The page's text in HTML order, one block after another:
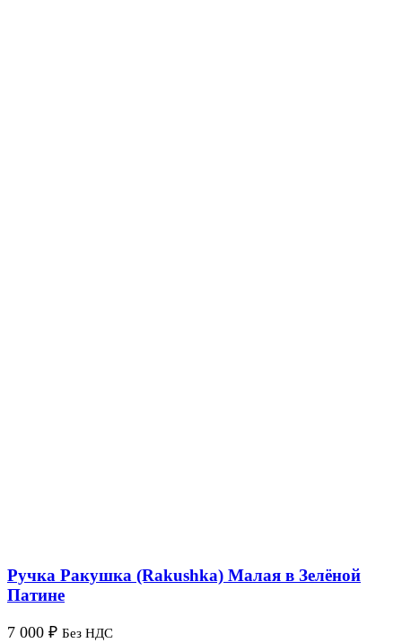
Ручка Ракушка (Rakushka) Малая в Зелёной
Патине
7 000 ₽ Без НДС